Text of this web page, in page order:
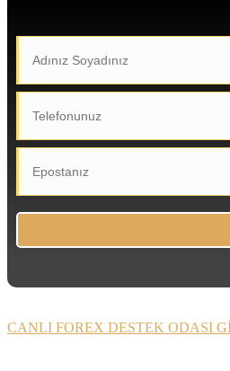
CANLI FOREX DESTEK ODASI